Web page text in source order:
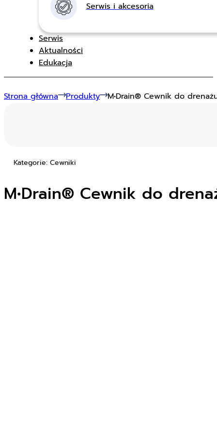
Serwis i akcesoria
Serwis
Aktualności
Edukacja
Strona główna Produkty M•Drain® Cewnik do
Kategorie: Cewniki
M•Drain® Cewnik do